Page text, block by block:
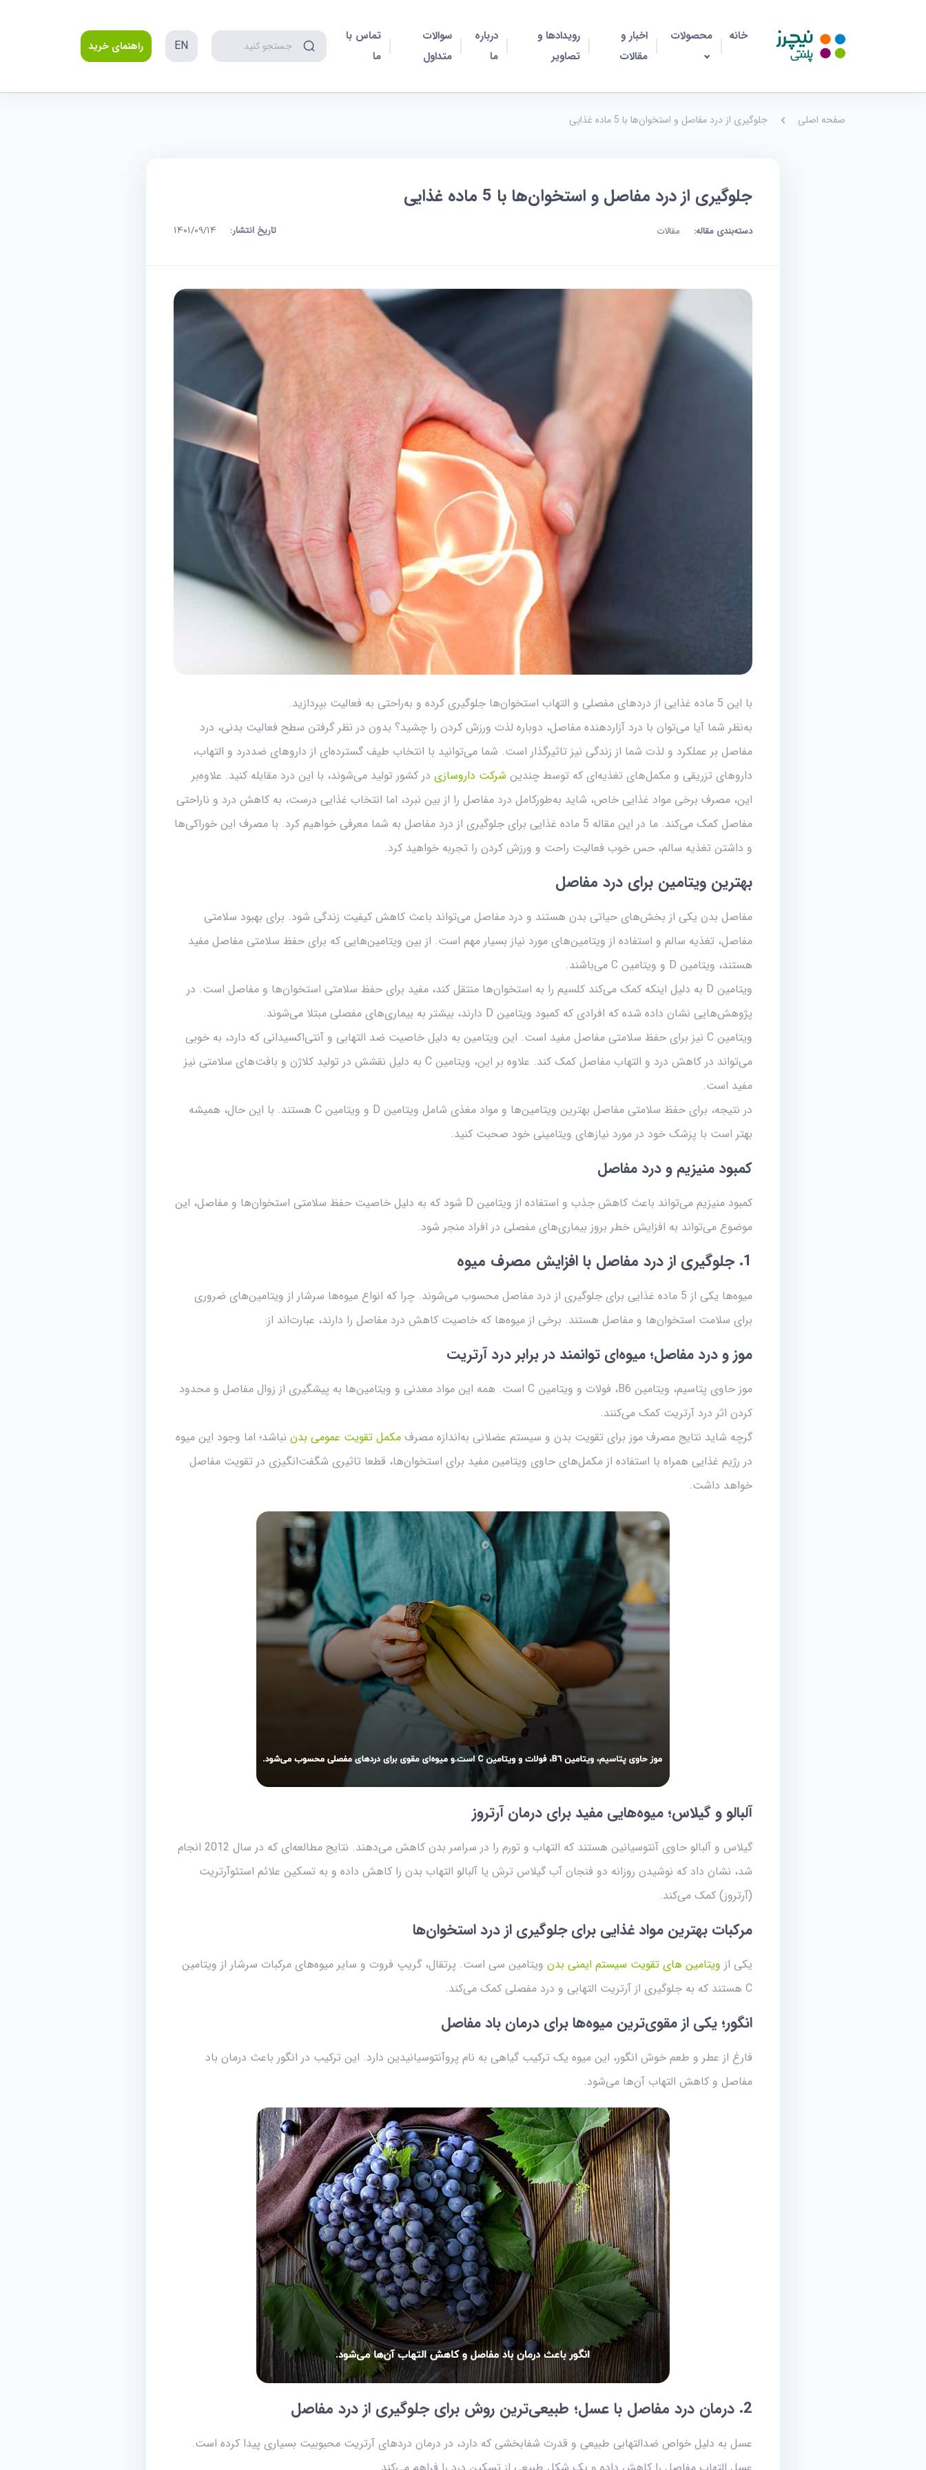
خانه محصولات
اخبار و
مقالات
رویدادها و
تصاویر
درباره
ما
سوالات
متداول
تماس با
ما
جستجو کنید EN راهنمای خرید
صفحه اصلی جلوگیری از درد مفاصل و استخوان‌ها با 5 ماده غذایی
جلوگیری از درد مفاصل و استخوان‌ها با 5 ماده غذایی
دسته‌بندی مقاله: مقالات تاریخ انتشار:
با این 5 ماده غذایی از دردهای مفصلی و التهاب استخوان‌ها جلوگیری کرده و به‌راحتی به فعالیت بپردازید.
به‌نظر شما آیا می‌توان با درد آزاردهنده مفاصل، دوباره لذت ورزش کردن را چشید؟ بدون در نظر گرفتن سطح فعالیت بدنی، درد
مفاصل بر عملکرد و لذت شما از زندگی نیز تاثیرگذار است. شما می‌توانید با انتخاب طیف گسترده‌ای از داروهای ضد‌درد و التهاب،
داروهای تزریقی و مکمل‌های تغذیه‌ای که توسط چندین شرکت داروسازی در کشور تولید می‌شوند، با این درد مقابله کنید. علاوه‌بر
این، مصرف برخی مواد غذایی خاص، شاید به‌طورکامل درد مفاصل را از بین نبرد، اما انتخاب‌ غذایی درست، به کاهش درد و ناراحتی
مفاصل کمک می‌کند. ما در این مقاله 5 ماده غذایی برای جلوگیری از درد مفاصل به شما معرفی خواهیم کرد. با مصرف این خوراکی‌ها
و داشتن تغذیه سالم، حس خوب فعالیت راحت و ورزش کردن را تجربه خواهید کرد.
بهترین ویتامین برای درد مفاصل
مفاصل بدن یکی از بخش‌های حیاتی بدن هستند و درد مفاصل می‌تواند باعث کاهش کیفیت زندگی شود. برای بهبود سلامتی
مفاصل، تغذیه سالم و استفاده از ویتامین‌های مورد نیاز بسیار مهم است. از بین ویتامین‌هایی که برای حفظ سلامتی مفاصل مفید
هستند، ویتامین D و ویتامین C می‌باشند.
ویتامین D به دلیل اینکه کمک می‌کند کلسیم را به استخوان‌ها منتقل کند، مفید برای حفظ سلامتی استخوان‌ها و مفاصل است. در
پژوهش‌هایی نشان داده شده که افرادی که کمبود ویتامین D دارند، بیشتر به بیماری‌های مفصلی مبتلا می‌شوند.
ویتامین C نیز برای حفظ سلامتی مفاصل مفید است. این ویتامین به دلیل خاصیت ضد التهابی و آنتی‌اکسیدانی که دارد، به خوبی
می‌تواند در کاهش درد و التهاب مفاصل کمک کند. علاوه بر این، ویتامین C به دلیل نقشش در تولید کلاژن و بافت‌های سلامتی نیز
مفید است.
در نتیجه، برای حفظ سلامتی مفاصل بهترین ویتامین‌ها و مواد مغذی شامل ویتامین D و ویتامین C هستند. با این حال، همیشه
بهتر است با پزشک خود در مورد نیازهای ویتامینی خود صحبت کنید.
کمبود منیزیم و درد مفاصل
کمبود منیزیم می‌تواند باعث کاهش جذب و استفاده از ویتامین D شود که به دلیل خاصیت حفظ سلامتی استخوان‌ها و مفاصل، این
موضوع می‌تواند به افزایش خطر بروز بیماری‌های مفصلی در افراد منجر شود.
1. جلوگیری از درد مفاصل با افزایش مصرف میوه
میوه‌ها یکی از 5 ماده غذایی برای جلوگیری از درد مفاصل محسوب می‌شوند. چرا که انواع میوه‌ها سرشار از ویتامین‌های ضروری
برای سلامت استخوان‌ها و مفاصل هستند. برخی از میوه‌ها که خاصیت کاهش درد مفاصل را دارند، عبارت‌اند از:
موز و درد مفاصل؛ میوه‌ای توانمند در برابر درد آرتریت
موز حاوی پتاسیم، ویتامین B6، فولات و ویتامین C است. همه این مواد معدنی و ویتامین‌ها به پیشگیری از زوال مفاصل و محدود
کردن اثر درد آرتریت کمک می‌کنند.
گرچه شاید نتایج مصرف موز برای تقویت بدن و سیستم عضلانی به‌اندازه مصرفمکمل تقویت عمومی بدن نباشد؛ اما وجود این میوه
در رژیم غذایی همراه با استفاده از مکمل‌های حاوی ویتامین مفید برای استخوان‌ها، قطعا تاثیری شگفت‌انگیزی در تقویت مفاصل
خواهد داشت.
آلبالو و گیلاس؛ میوه‌هایی مفید برای درمان آرتروز
گیلاس و آلبالو حاوی آنتوسیانین هستند که التهاب و تورم را در سراسر بدن کاهش می‌دهند. نتایج مطالعه‌ای که در سال 2012 انجام
شد، نشان داد که نوشیدن روزانه دو فنجان آب گیلاس ترش یا آلبالو التهاب بدن را کاهش داده و به تسکین علائم استئوآرتریت
(آرتروز) کمک می‌کند.
مرکبات بهترین مواد غذایی برای جلوگیری از درد استخوان‌ها
یکی از ویتامین های تقویت سیستم ایمنی بدن ویتامین سی است. پرتقال، گریپ فروت و سایر میوه‌های مرکبات سرشار از ویتامین
C هستند که به جلوگیری از آرتریت التهابی و درد مفصلی کمک می‌کند.
انگور؛ یکی از مقوی‌ترین میوه‌ها برای درمان باد مفاصل
فارغ از عطر و طعم خوش انگور، این میوه یک ترکیب گیاهی به نام پروآنتوسیانیدین دارد. این ترکیب در انگور باعث درمان باد
مفاصل و کاهش التهاب آن‌ها می‌شود.
2. درمان درد مفاصل با عسل؛ طبیعی‌ترین روش برای جلوگیری از درد مفاصل
عسل به دلیل خواص ضد‌التهابی طبیعی و قدرت شفابخشی که دارد، در درمان دردهای آرتریت محبوبیت بسیاری پیدا کرده است.